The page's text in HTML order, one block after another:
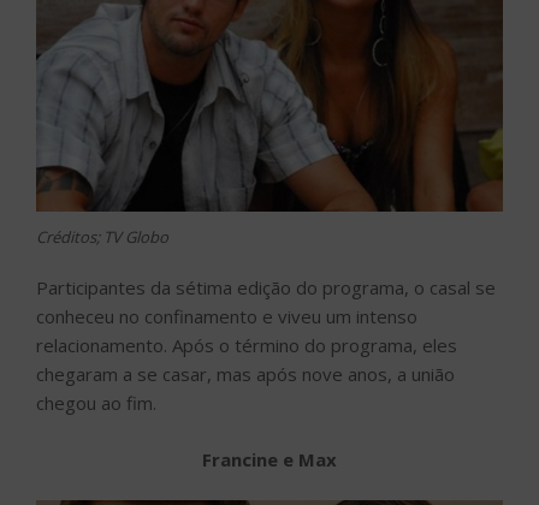
Créditos; TV Globo
Participantes da sétima edição do programa, o casal se
conheceu no confinamento e viveu um intenso
relacionamento. Após o término do programa, eles
chegaram a se casar, mas após nove anos, a união
chegou ao fim.
Francine e Max